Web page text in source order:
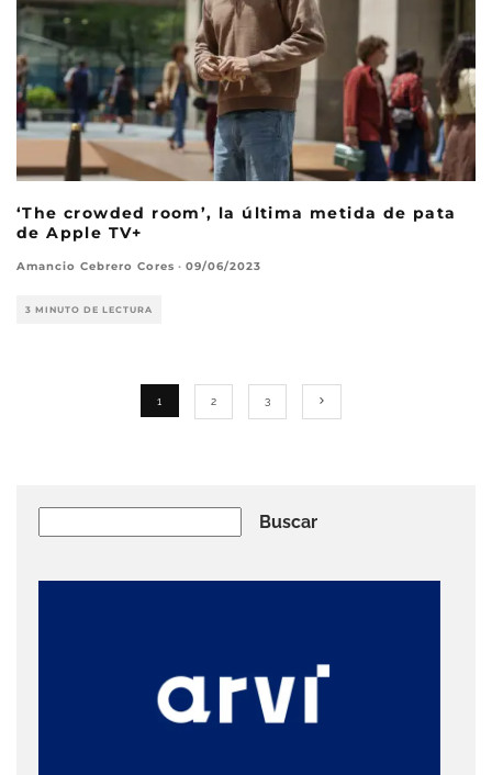
‘The crowded room’, la última metida de pata
de Apple TV+
Amancio Cebrero Cores · 09/06/2023
3 MINUTO DE LECTURA
1 2 3
Buscar